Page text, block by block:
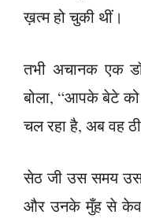
ख़त्म हो चुकी थीं।
तभी अचानक एक
बोला, “आपके बेटे
चल रहा है, अब वह
सेठ जी उस समय
और उनके मुँह से